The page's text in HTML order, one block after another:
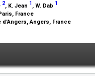
2, K. Jean 1 , W. Dab 1
France
d'Angers, Angers, France